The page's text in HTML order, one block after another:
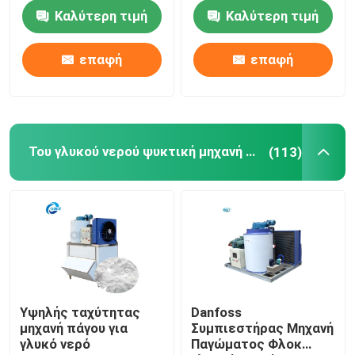
Βιομηχανικό σπαστικό πάγου
Ξηρά ψυκτική μηχανή
Προσαρμόσιμη
Καλύτερη τιμή
επαφή
κατασκευής πάγου
Καλύτερη τιμή
επαφή
Του γλυκού νερού ψυκτική μηχανή νιφάδων (113)
Υψηλής ταχύτητας
μηχανή πάγου για
γλυκό νερό
Danfoss
Συμπιεστήρας Μηχανή
Παγώματος Φλοκ